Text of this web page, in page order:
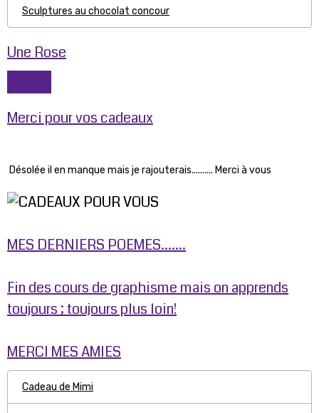
Sculptures au chocolat concour
Une Rose
Merci pour vos cadeaux
Désolée il en manque mais je rajouterais.......... Merci à vous
MES DERNIERS POEMES.......
Fin des cours de graphisme mais on apprends
toujours ; toujours plus loin!
MERCI MES AMIES
Cadeau de Mimi